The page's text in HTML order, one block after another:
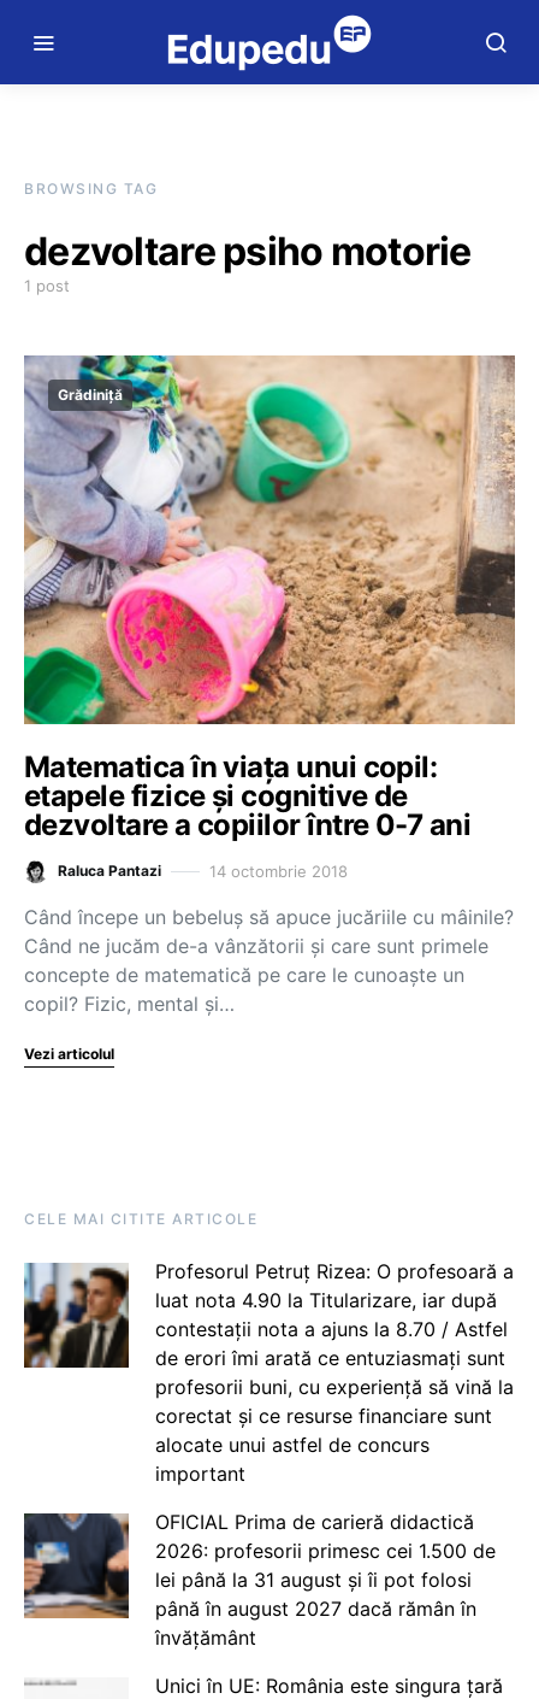
BROWSING TAG
dezvoltare psiho motorie
1 post
Grădiniță
Matematica în viața unui copil:
etapele fizice și cognitive de
dezvoltare a copiilor între 0-7 ani
Raluca Pantazi 14 octombrie 2018
Când începe un bebeluș să apuce jucăriile cu mâinile?
Când ne jucăm de-a vânzătorii și care sunt primele
concepte de matematică pe care le cunoaște un
copil? Fizic, mental și…
Vezi articolul
CELE MAI CITITE ARTICOLE
Profesorul Petruț Rizea: O profesoară a
luat nota 4.90 la Titularizare, iar după
contestații nota a ajuns la 8.70 / Astfel
de erori îmi arată ce entuziasmați sunt
profesorii buni, cu experiență să vină la
corectat și ce resurse financiare sunt
alocate unui astfel de concurs
important
OFICIAL Prima de carieră didactică
2026: profesorii primesc cei 1.500 de
lei până la 31 august și îi pot folosi
până în august 2027 dacă rămân în
învățământ
Unici în UE: România este singura țară